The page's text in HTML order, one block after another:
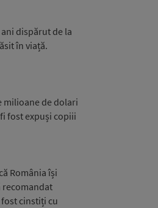
dispărut de la
în viață.
milioane de dolari
fost expuși copiii
România își
recomandat
cinstiți cu